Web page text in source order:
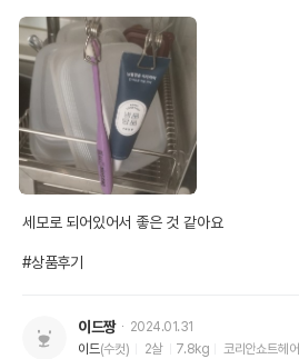
세모로 되어있어서 좋은 것 같아요
#상품후기
이드짱
2024.01.31
이드(수컷) 2살 7.8kg 코리안쇼트헤어